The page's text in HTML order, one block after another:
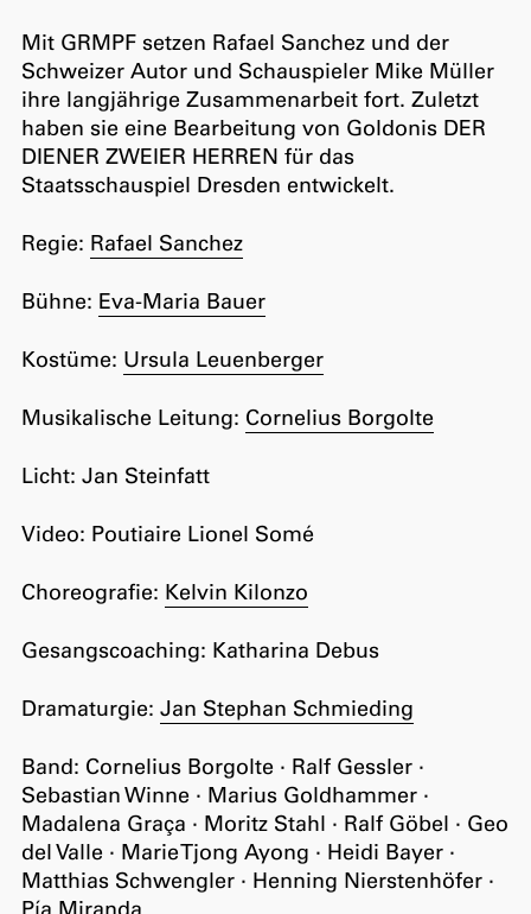
Mit GRMPF setzen Rafael Sanchez und der
Schweizer Autor und Schauspieler Mike Müller
ihre langjährige Zusammenarbeit fort. Zuletzt
haben sie eine Bearbeitung von Goldonis DER
DIENER ZWEIER HERREN für das
Staatsschauspiel Dresden entwickelt.
Regie: Rafael Sanchez
Bühne: Eva-Maria Bauer
Kostüme: Ursula Leuenberger
Musikalische Leitung: Cornelius Borgolte
Licht: Jan Steinfatt
Video: Poutiaire Lionel Somé
Choreografie: Kelvin Kilonzo
Gesangscoaching: Katharina Debus
Dramaturgie: Jan Stephan Schmieding
Band: Cornelius Borgolte · Ralf Gessler ·
Sebastian Winne · Marius Goldhammer ·
Madalena Graça · Moritz Stahl · Ralf Göbel · Geo
del Valle · Marie Tjong Ayong · Heidi Bayer ·
Matthias Schwengler · Henning Nierstenhöfer ·